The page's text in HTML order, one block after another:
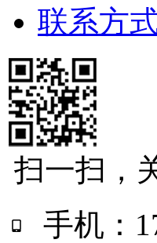
联系方
扫一扫，
手机：